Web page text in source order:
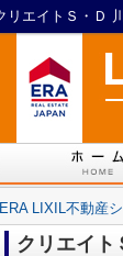
ERA LIXIL不動産
クリエイト